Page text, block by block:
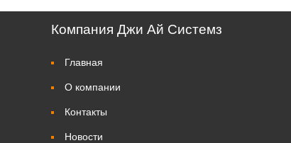
Компания Джи Ай Системз
Главная
О компании
Контакты
Новости